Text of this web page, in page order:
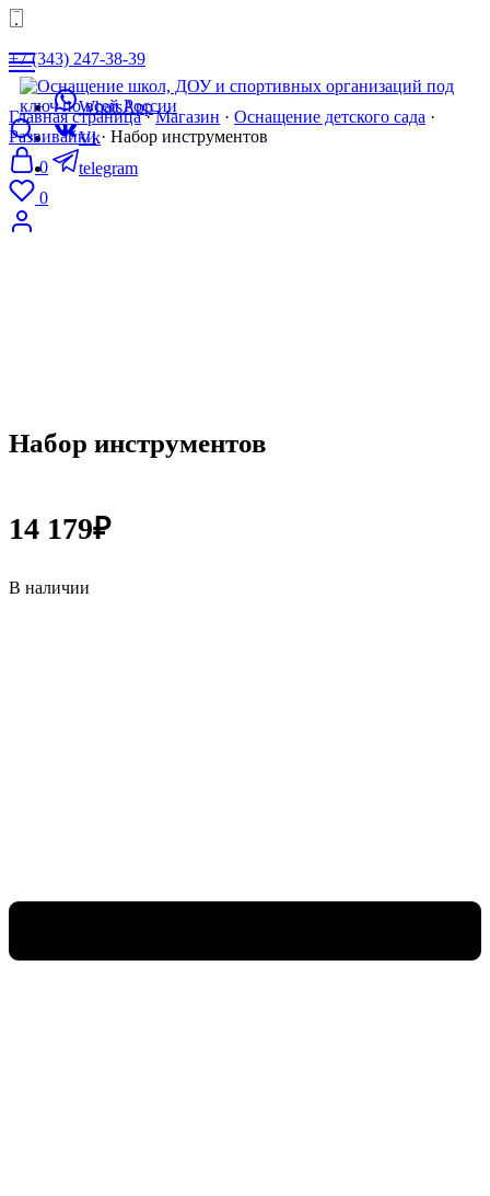
+7 (343) 247-38-39
WhatsApp
Vk
telegram
0
0
Главная страница·Магазин · Оснащение детского сада ·
Развивайки· Набор инструментов
Набор инструментов
14 179₽
В наличии